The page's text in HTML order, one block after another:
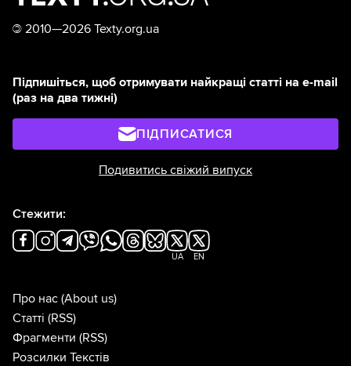
© 2010—2026 Texty.org.ua
Підпишіться, щоб отримувати найкращі статті на e-mail
(раз на два тижні)
ПІДПИСАТИСЯ
Подивитись свіжий випуск
Стежити:
UA EN
Про нас (About us)
Статті (RSS)
Фрагменти (RSS)
Розсилки Текстів